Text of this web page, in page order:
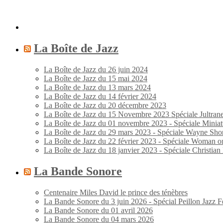
La Boîte de Jazz
La Boîte de Jazz du 26 juin 2024
La Boîte de Jazz du 15 mai 2024
La Boîte de Jazz du 13 mars 2024
La Boîte de Jazz du 14 février 2024
La Boîte de Jazz du 20 décembre 2023
La Boîte de Jazz du 15 Novembre 2023 Spéciale
La Boîte de Jazz du 01 novembre 2023 - Spéciale
La Boîte de Jazz du 29 mars 2023 - Spéciale Wayne
La Boîte de Jazz du 22 février 2023 - Spéciale Woman
La Boîte de Jazz du 18 janvier 2023 - Spéciale Christian
La Bande Sonore
Centenaire Miles David le prince des ténèbres
La Bande Sonore du 3 juin 2026 - Spécial Peillon Jazz
La Bande Sonore du 01 avril 2026
La Bande Sonore du 04 mars 2026